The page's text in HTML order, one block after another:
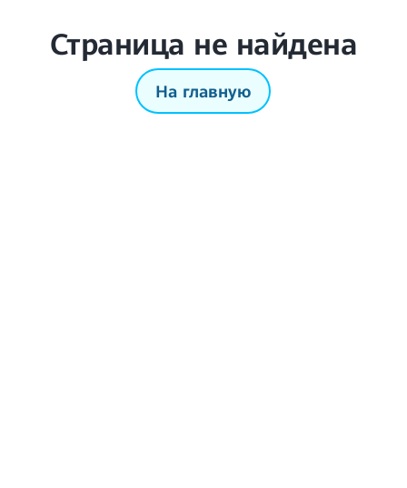
Страница не найдена
На главную